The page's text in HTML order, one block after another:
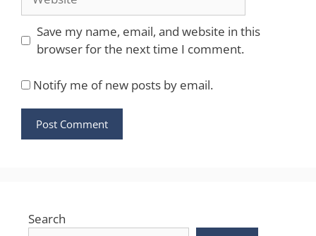
Save my name, email, and website in this
browser for the next time I comment.
Notify me of new posts by email.
Search